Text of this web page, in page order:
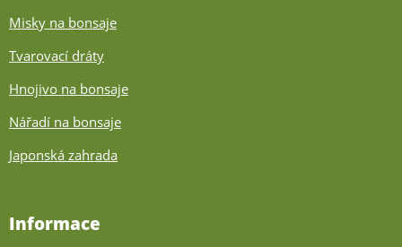
Misky na bonsaje
Tvarovací dráty
Hnojivo na bonsaje
Nářadí na bonsaje
Japonská zahrada
Informace